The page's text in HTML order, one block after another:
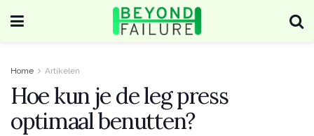
Home Artikelen
Hoe kun je de leg press
optimaal benutten?